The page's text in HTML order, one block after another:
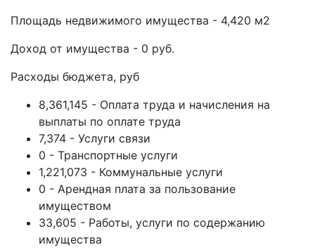
Площадь недвижимого имущества - 4,420 м2
Доход от имущества - 0 руб.
Расходы бюджета, руб
8,361,145 - Оплата труда и начисления на
выплаты по оплате труда
7,374 - Услуги связи
0 - Транспортные услуги
1,221,073 - Коммунальные услуги
0 - Арендная плата за пользование
имуществом
33,605 - Работы, услуги по содержанию
имущества